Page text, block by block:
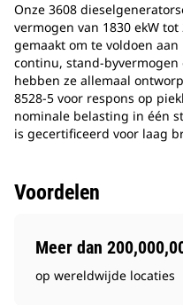
Onze 3608
vermogen van 1830 ekW
gemaakt om te voldoen
continu, stand-
hebben ze allemaal
8528-5 voor respons op
nominale belasting in één
is gecertificeerd voor laag
Voordelen
Meer dan
op wereldwijde locaties